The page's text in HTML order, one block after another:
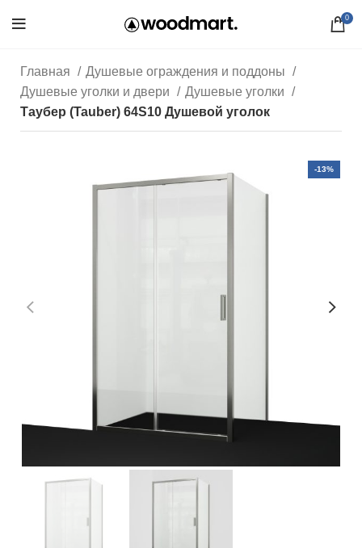
0
Главная
Душевые ограждения и поддоны
Душевые уголки и двери
Душевые уголки
Таубер (Tauber) 64S10 Душевой уголок
-13%